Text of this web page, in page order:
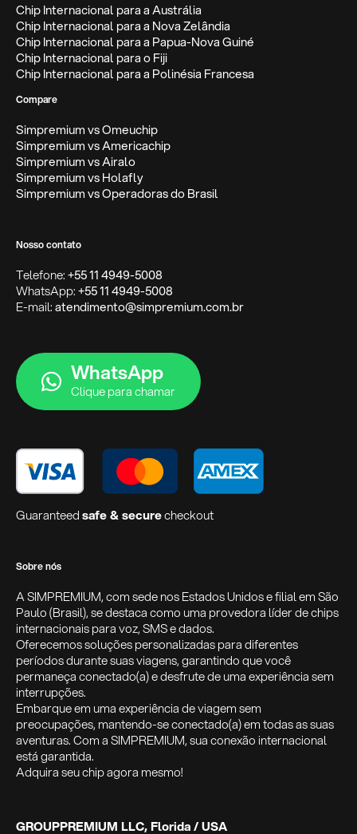
Chip Internacional para a Austrália
Chip Internacional para a Nova Zelândia
Chip Internacional para a Papua-Nova Guiné
Chip Internacional para o Fiji
Chip Internacional para a Polinésia Francesa
Compare
Simpremium vs Omeuchip
Simpremium vs Americachip
Simpremium vs Airalo
Simpremium vs Holafly
Simpremium vs Operadoras do Brasil
Nosso contato
Telefone:+55 11 4949-5008
WhatsApp:+55 11 4949-5008
E-mail:atendimento@simpremium.com.br
WhatsApp
Clique para chamar
Guaranteedsafe & securecheckout
Sobre nós
A SIMPREMIUM, com sede nos Estados Unidos e filial em São
Paulo (Brasil), se destaca como uma provedora líder de chips
internacionais para voz, SMS e dados.
Oferecemos soluções personalizadas para diferentes
períodos durante suas viagens, garantindo que você
permaneça conectado(a) e desfrute de uma experiência sem
interrupções.
Embarque em uma experiência de viagem sem
preocupações, mantendo-se conectado(a) em todas as suas
aventuras. Com a SIMPREMIUM, sua conexão internacional
está garantida.
Adquira seu chip agora mesmo!
GROUPPREMIUM LLC, Florida / USA